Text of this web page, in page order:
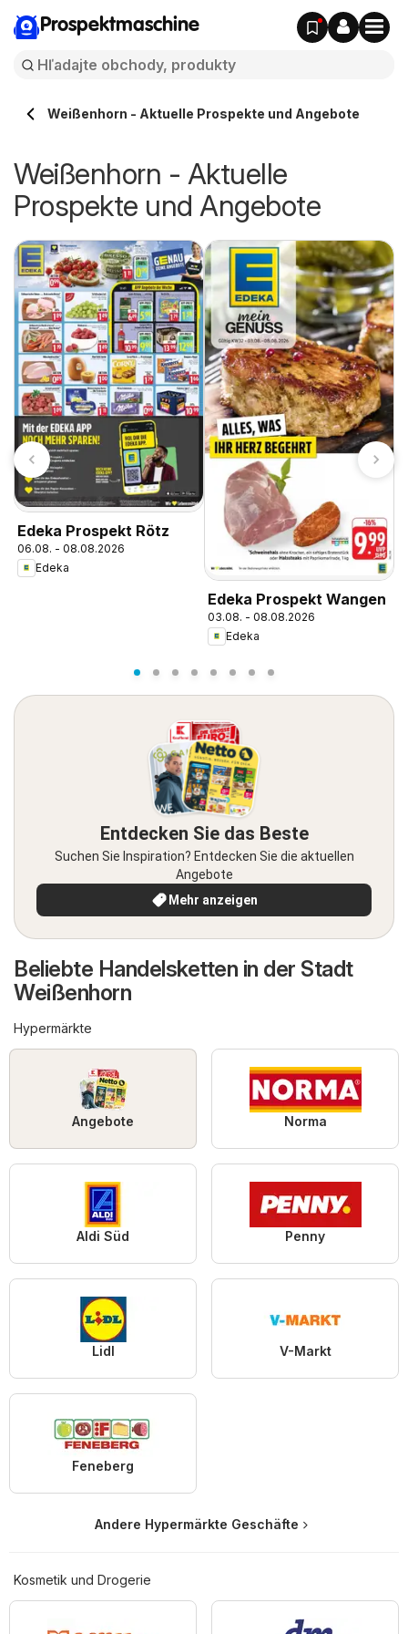
Prospektmaschine
Weißenhorn - Aktuelle Prospekte und Angebote
Weißenhorn - Aktuelle
Prospekte und Angebote
Edeka Prospekt Rötz
06.08. - 08.08.2026
Edeka
Edeka Prospekt Wangen
03.08. - 08.08.2026
Edeka
Entdecken Sie das Beste
Suchen Sie Inspiration? Entdecken Sie die aktuellen
Angebote
Mehr anzeigen
Beliebte Handelsketten in der Stadt
Weißenhorn
Hypermärkte
Angebote Norma
Aldi Süd Penny
Lidl V-Markt
Feneberg
Andere Hypermärkte Geschäfte
Kosmetik und Drogerie